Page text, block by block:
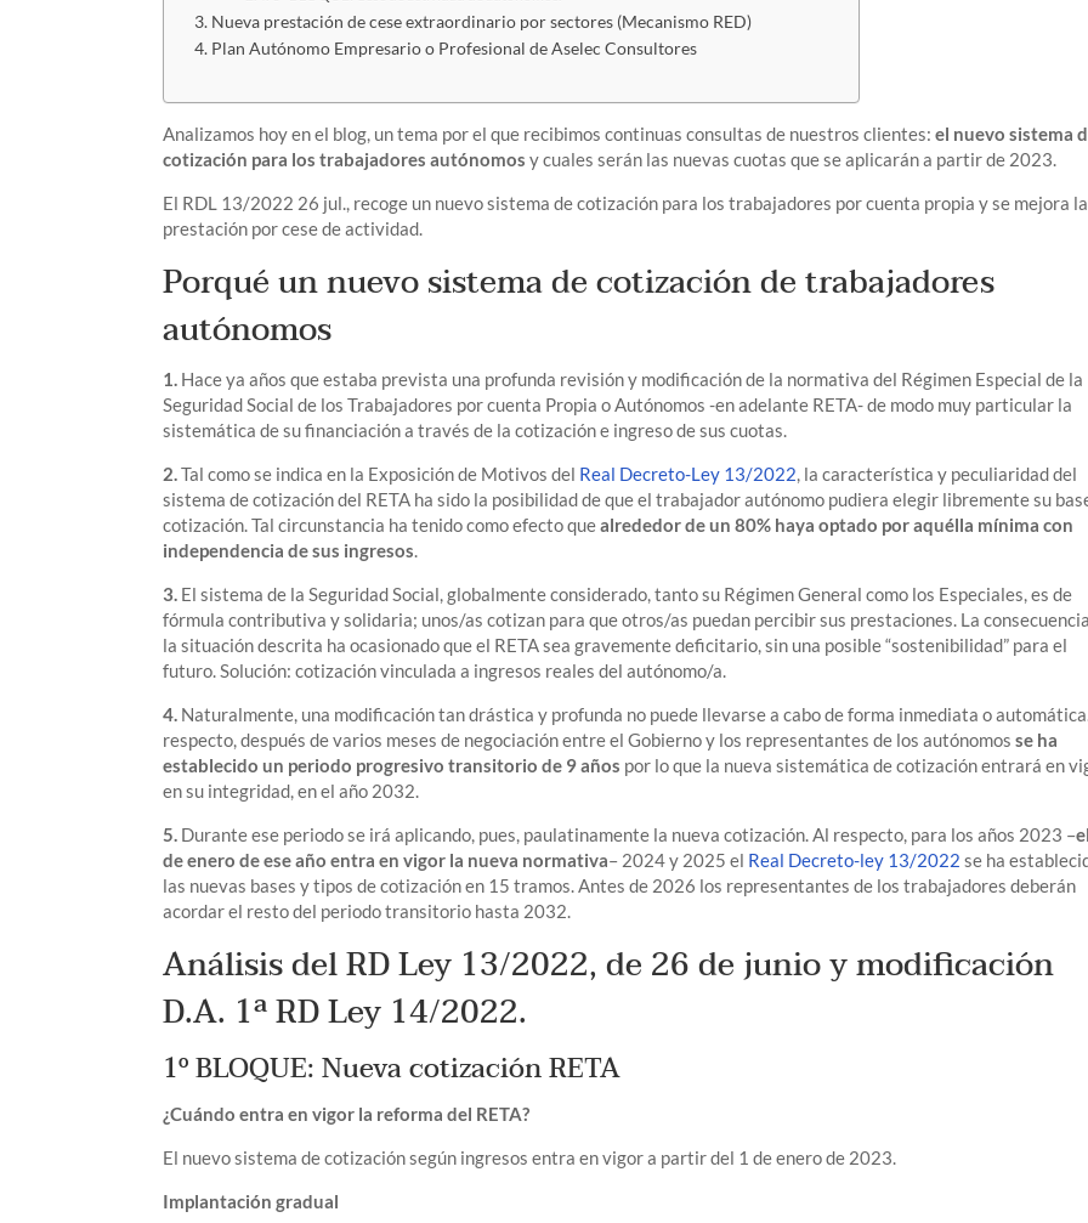
Nueva prestación de cese extraordinario por sectores (Mecanismo RED)
Plan Autónomo Empresario o Profesional de Aselec Consultores
Analizamos hoy en el blog, un tema por el que recibimos continuas consultas de nuestros clientes: el nuevo sistema
cotización para los trabajadores autónomos y cuales serán las nuevas cuotas que se aplicarán a partir de 2023.
El RDL 13/2022 26 jul., recoge un nuevo sistema de cotización para los trabajadores por cuenta propia y se mejora la
prestación por cese de actividad.
Porqué un nuevo sistema de cotización de trabajadores
autónomos
1. Hace ya años que estaba prevista una profunda revisión y modificación de la normativa del Régimen Especial de la
Seguridad Social de los Trabajadores por cuenta Propia o Autónomos -en adelante RETA- de modo muy particular la
sistemática de su financiación a través de la cotización e ingreso de sus cuotas.
2.Tal como se indica en la Exposición de Motivos del Real Decreto-Ley 13/2022, la característica y peculiaridad del
sistema de cotización del RETA ha sido la posibilidad de que el trabajador autónomo pudiera elegir libremente su
cotización. Tal circunstancia ha tenido como efecto quealrededor de un 80% haya optado por aquélla mínima con
independencia de sus ingresos.
3. El sistema de la Seguridad Social, globalmente considerado, tanto su Régimen General como los Especiales, es de
fórmula contributiva y solidaria; unos/as cotizan para que otros/as puedan percibir sus prestaciones. La
la situación descrita ha ocasionado que el RETA sea gravemente deficitario, sin una posible “sostenibilidad” para el
futuro. Solución: cotización vinculada a ingresos reales del autónomo/a.
4. Naturalmente, una modificación tan drástica y profunda no puede llevarse a cabo de forma inmediata o
respecto, después de varios meses de negociación entre el Gobierno y los representantes de los autónomosse ha
establecido un periodo progresivo transitorio de 9 años por lo que la nueva sistemática de cotización entrará en
en su integridad, en el año 2032.
5. Durante ese periodo se irá aplicando, pues, paulatinamente la nueva cotización. Al respecto, para los años 2023 –
de enero de ese año entra en vigor la nueva normativa– 2024 y 2025 el Real Decreto-ley 13/2022 se ha
las nuevas bases y tipos de cotización en 15 tramos. Antes de 2026 los representantes de los trabajadores deberán
acordar el resto del periodo transitorio hasta 2032.
Análisis del RD Ley 13/2022, de 26 de junio y modificación
D.A. 1ª RD Ley 14/2022.
1º BLOQUE: Nueva cotización RETA
¿Cuándo entra en vigor la reforma del RETA?
El nuevo sistema de cotización según ingresos entra en vigor a partir del 1 de enero de 2023.
Implantación gradual